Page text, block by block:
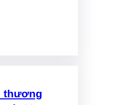
thương